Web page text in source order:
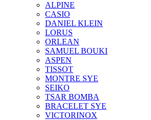
ALPINE
CASIO
DANIEL KLEIN
LORUS
ORLEAN
SAMUEL BOUKI
ASPEN
TISSOT
MONTRE SYE
SEIKO
TSAR BOMBA
BRACELET SYE
VICTORINOX